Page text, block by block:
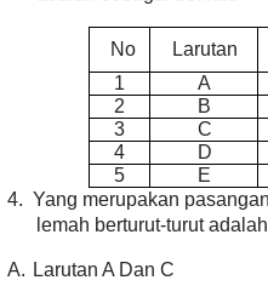
No Larutan
1
A
2
B
3
C
4
D
5
E
4. Yang merupakan
lemah berturut-turut
A. Larutan A Dan C